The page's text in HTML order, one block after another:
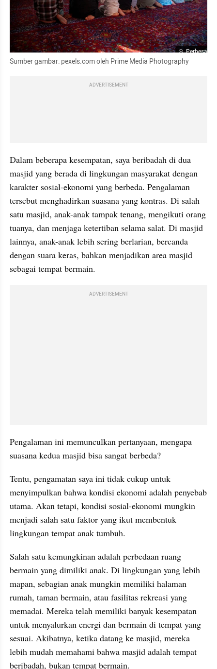
Perbesar
Sumber gambar: pexels.com oleh Prime Media Photography
ADVERTISEMENT
Dalam beberapa kesempatan, saya beribadah di dua
masjid yang berada di lingkungan masyarakat dengan
karakter sosial-ekonomi yang berbeda. Pengalaman
tersebut menghadirkan suasana yang kontras. Di salah
satu masjid, anak-anak tampak tenang, mengikuti orang
tuanya, dan menjaga ketertiban selama salat. Di masjid
lainnya, anak-anak lebih sering berlarian, bercanda
dengan suara keras, bahkan menjadikan area masjid
sebagai tempat bermain.
ADVERTISEMENT
Pengalaman ini memunculkan pertanyaan, mengapa
suasana kedua masjid bisa sangat berbeda?
Tentu, pengamatan saya ini tidak cukup untuk
menyimpulkan bahwa kondisi ekonomi adalah penyebab
utama. Akan tetapi, kondisi sosial-ekonomi mungkin
menjadi salah satu faktor yang ikut membentuk
lingkungan tempat anak tumbuh.
Salah satu kemungkinan adalah perbedaan ruang
bermain yang dimiliki anak. Di lingkungan yang lebih
mapan, sebagian anak mungkin memiliki halaman
rumah, taman bermain, atau fasilitas rekreasi yang
memadai. Mereka telah memiliki banyak kesempatan
untuk menyalurkan energi dan bermain di tempat yang
sesuai. Akibatnya, ketika datang ke masjid, mereka
lebih mudah memahami bahwa masjid adalah tempat
beribadah, bukan tempat bermain.